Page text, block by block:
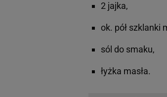
2 jajka,
ok. pół szklanki
sól do smaku,
łyżka masła.